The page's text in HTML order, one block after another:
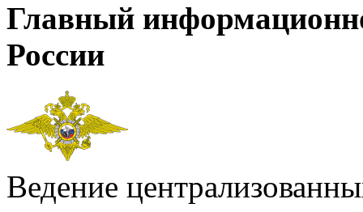
Главный
России
Ведение